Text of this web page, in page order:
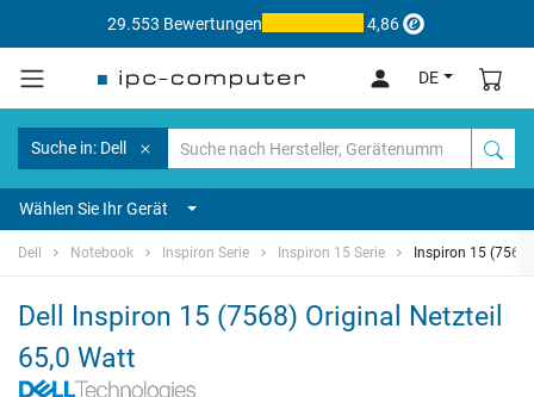
29.553 Bewertungen 4,86
DE
Suche in: Dell
Wählen Sie Ihr Gerät
Dell Notebook Inspiron Serie Inspiron 15 Serie Inspiron 15 (7568)
Dell Inspiron 15 (7568) Original Netzteil
65,0 Watt